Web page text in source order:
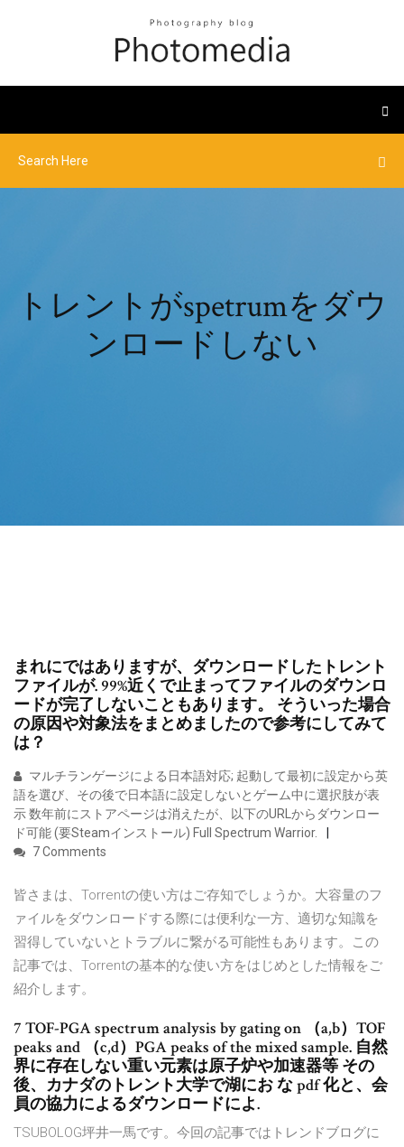
トレントがspetrumをダウ
ンロードしない
まれにではありますが、ダウンロードしたトレント
ファイルが. 99%近くで止まってファイルのダウンロ
ードが完了しないこともあります。 そういった場合
の原因や対象法をまとめましたので参考にしてみて
は？
マルチランゲージによる日本語対応; 起動して最初に設定から英
語を選び、その後で日本語に設定しないとゲーム中に選択肢が表
示 数年前にストアページは消えたが、以下のURLからダウンロー
ド可能 (要Steamインストール) Full Spectrum Warrior.
7 Comments
皆さまは、Torrentの使い方はご存知でしょうか。大容量のフ
ァイルをダウンロードする際には便利な一方、適切な知識を
習得していないとトラブルに繋がる可能性もあります。この
記事では、Torrentの基本的な使い方をはじめとした情報をご
紹介します。
7 TOF-PGA spectrum analysis by gating on （a,b）TOF
peaks and （c,d）PGA peaks of the mixed sample. 自然
界に存在しない重い元素は原子炉や加速器等 その
後、カナダのトレント大学で湖にお な pdf 化と、会
員の協力によるダウンロードによ.
TSUBOLOG坪井一馬です。今回の記事ではトレンドブログに